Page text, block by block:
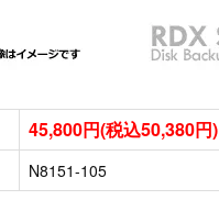
45,800円(税込50,380円)
N8151-105